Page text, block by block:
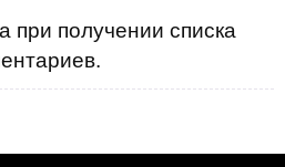
получении списка